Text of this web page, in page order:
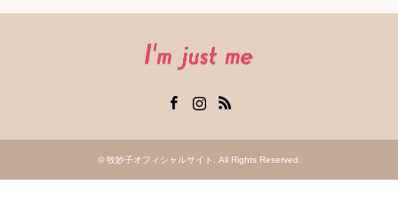
© 牧妙子オフィシャルサイト . All Rights Reserved.